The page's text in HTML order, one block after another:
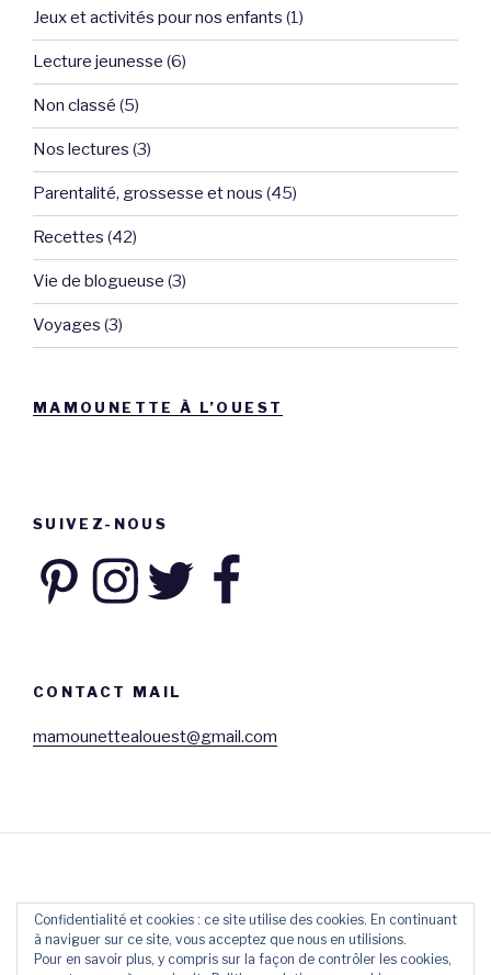
Jeux et activités pour nos enfants (1)
Lecture jeunesse (6)
Non classé (5)
Nos lectures (3)
Parentalité, grossesse et nous (45)
Recettes (42)
Vie de blogueuse (3)
Voyages (3)
MAMOUNETTE À L’OUEST
SUIVEZ-NOUS
PinterestInstagramTwitter Facebook
CONTACT MAIL
mamounettealouest@gmail.com
FacebookTwitter Instagram
Confidentialité et cookies : ce site utilise des cookies. En continuant
à naviguer sur ce site, vous acceptez que nous en utilisions.
Pour en savoir plus, y compris sur la façon de contrôler les cookies,